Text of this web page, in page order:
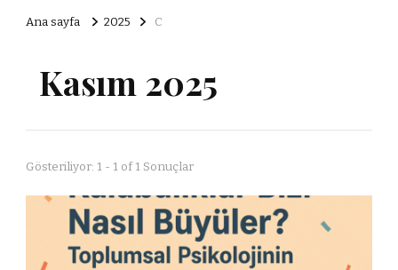
Ana sayfa 2025 C
Kasım 2025
Gösteriliyor: 1 - 1 of 1 Sonuçlar